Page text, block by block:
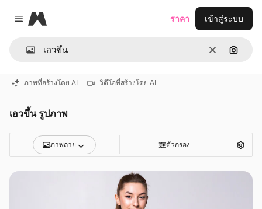
Close menu
Magnific
ชัดเจนค้นหา
ราคา เข้าสู่ระบบ
ภาพที่สร้างโดย AI วิดีโอที่สร้างโดย AI
เอวขึ้น รูปภาพ
ภาพถ่าย ตัวกรอง